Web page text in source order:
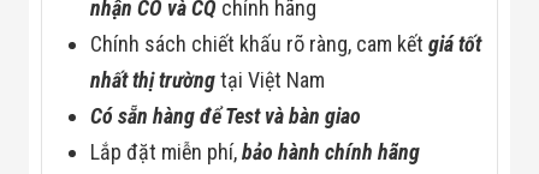
nhận CO và CQ chính hãng
Chính sách chiết khấu rõ ràng, cam kếtgiá tốt
nhất thị trườngtại Việt Nam
Có sẵn hàng để Test và bàn giao
Lắp đặt miễn phí,bảo hành chính hãng